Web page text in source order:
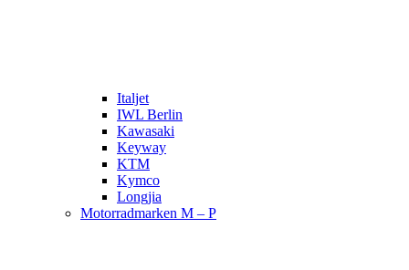
Italjet
IWL Berlin
Kawasaki
Keyway
KTM
Kymco
Longjia
Motorradmarken M – P